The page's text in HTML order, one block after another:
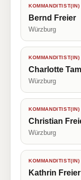
KOMMANDITIST(IN)
Bernd Freier
Würzburg
KOMMANDITIST(IN)
Charlotte
Würzburg
KOMMANDITIST(IN)
Christian
Würzburg
KOMMANDITIST(IN)
Kathrin Freier